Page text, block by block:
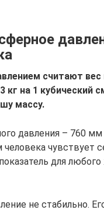
считают вес
кг на 1 кубический
массу.
давления – 760 мм
человека чувствует
для
не стабильно.